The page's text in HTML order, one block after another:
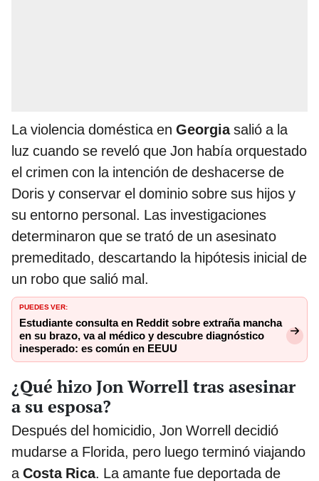
La violencia doméstica en Georgiasalió a la
luz cuando se reveló que Jon había orquestado
el crimen con la intención de deshacerse de
Doris y conservar el dominio sobre sus hijos y
su entorno personal. Las investigaciones
determinaron que se trató de un asesinato
premeditado, descartando la hipótesis inicial de
un robo que salió mal.
PUEDES VER:
Estudiante consulta en Reddit sobre extraña mancha
en su brazo, va al médico y descubre diagnóstico
inesperado: es común en EEUU
¿Qué hizo Jon Worrell tras asesinar
a su esposa?
Después del homicidio, Jon Worrell decidió
mudarse a Florida, pero luego terminó viajando
aCosta Rica. La amante fue deportada de